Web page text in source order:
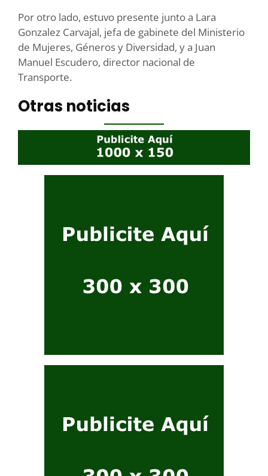
Por otro lado, estuvo presente junto a Lara
Gonzalez Carvajal, jefa de gabinete del Ministerio
de Mujeres, Géneros y Diversidad, y a Juan
Manuel Escudero, director nacional de
Transporte.
Otras noticias